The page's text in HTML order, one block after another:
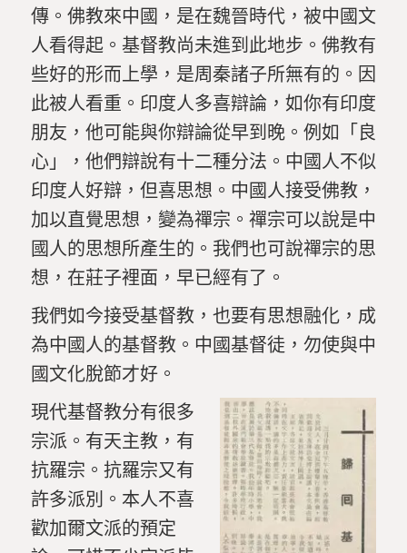
傳。佛教來中國，是在魏晉時代 ，被中國文
人看得起。基督教尚未進到此地步。佛教有
些好的形而上學，是周秦諸子所無有的。因
此被人看重。印度人多喜辯論，如你有印度
朋友，他可能與你辯論從早到晚。 例如「良
心」
， 他們辯說有十二種分法。中國人不似
印度人好辯，但喜思想。中國人接受佛教，
加以直覺思想，變為禪宗。禪宗可以說是中
國人的思想所產生的。我們也可說禪宗的思
想，在莊子裡面，早已經有了。
我們如今接受基督教，也要有思想融化，成
為中國人的基督教。中國基督徒，勿使與中
國文化脫節才好。
現代基督教分有很多
宗派。有天主教，有
抗羅宗。抗羅宗又有
許多派別。本人不喜
歡加爾文派的預定